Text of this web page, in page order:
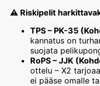
⚠️ Riskipelit
TPS – PK-35
kannatus on
suojata
RoPS – JJK
ottelu – X2
ei pääse omalle